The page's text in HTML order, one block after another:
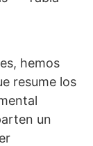
hemos
resume los
un